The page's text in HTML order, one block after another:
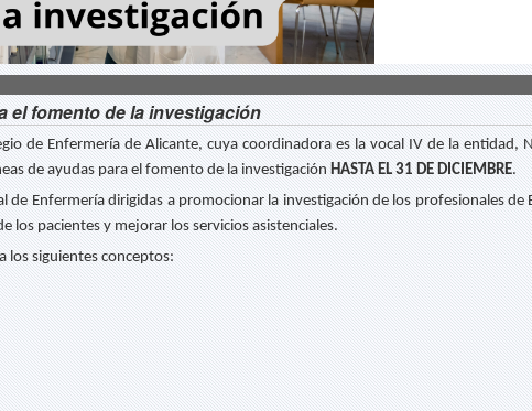
el fomento de la investigación
de Enfermería de Alicante, cuya coordinadora es la vocal IV de la entidad,
de ayudas para el fomento de la investigación HASTA EL 31 DE DICIEMBRE.
de Enfermería dirigidas a promocionar la investigación de los profesionales de
los pacientes y mejorar los servicios asistenciales.
los siguientes conceptos: